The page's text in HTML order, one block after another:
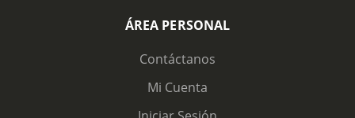
ÁREA PERSONAL
Contáctanos
Mi Cuenta